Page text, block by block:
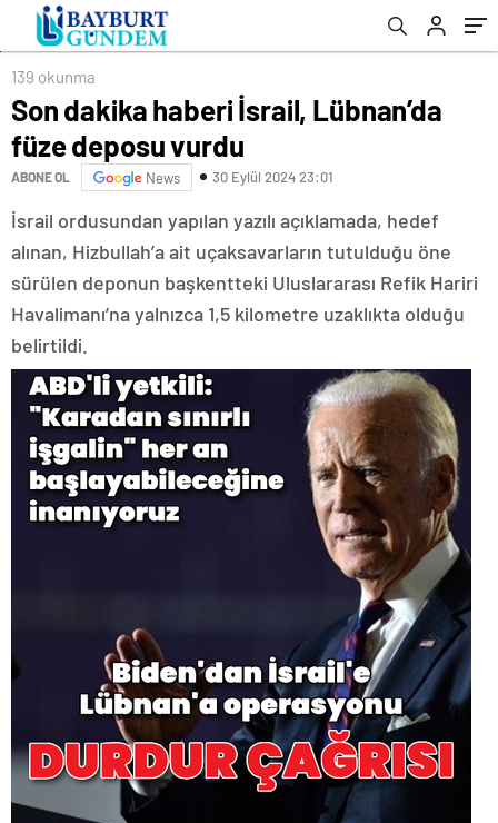
139 okunma
Son dakika haberi İsrail, Lübnan’da
füze deposu vurdu
ABONE OL News 30 Eylül 2024 23:01
İsrail ordusundan yapılan yazılı açıklamada, hedef
alınan, Hizbullah’a ait uçaksavarların tutulduğu öne
sürülen deponun başkentteki Uluslararası Refik Hariri
Havalimanı’na yalnızca 1,5 kilometre uzaklıkta olduğu
belirtildi.